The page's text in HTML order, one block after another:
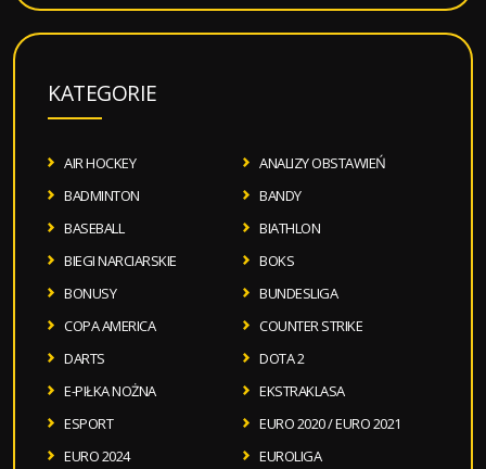
KATEGORIE
AIR HOCKEY
ANALIZY OBSTAWIEŃ
BADMINTON
BANDY
BASEBALL
BIATHLON
BIEGI NARCIARSKIE
BOKS
BONUSY
BUNDESLIGA
COPA AMERICA
COUNTER STRIKE
DARTS
DOTA 2
E-PIŁKA NOŻNA
EKSTRAKLASA
ESPORT
EURO 2020 / EURO 2021
EURO 2024
EUROLIGA